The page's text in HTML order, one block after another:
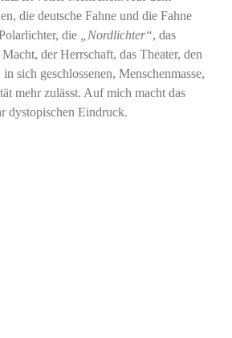
die deutsche Fahne und die Fahne
die
„Nordlichter“, das
der Herrschaft, das Theater, den
sich geschlossenen, Menschenmasse,
mehr zulässt. Auf mich macht das
dystopischen Eindruck.